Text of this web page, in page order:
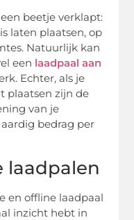
beetje verklapt:
laten plaatsen, op
Natuurlijk kan
een laadpaal aan
Echter, als je
plaatsen zijn de
van je
bedrag per
laadpalen
en offline laadpaal
inzicht hebt in